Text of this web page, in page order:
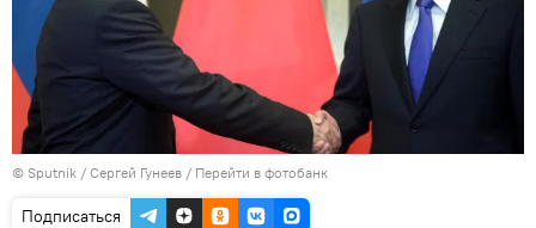
© Sputnik / Сергей Гунеев / Перейти в фотобанк
Подписаться